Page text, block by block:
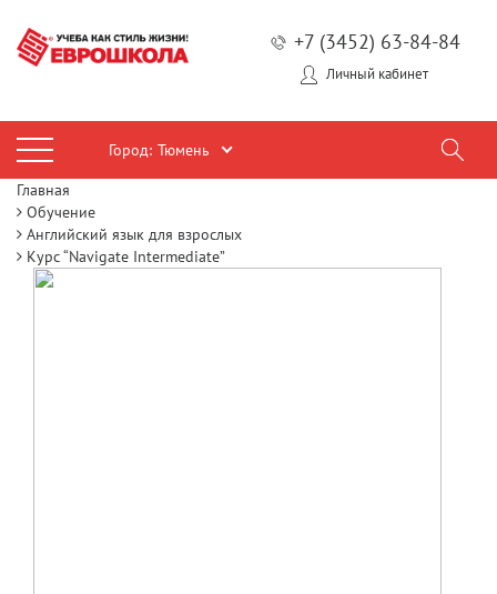
+7 (3452) 63-84-84
Личный кабинет
Город: Тюмень
Главная
Обучение
Английский язык для взрослых
Курс “Navigate Intermediate”